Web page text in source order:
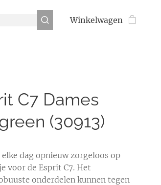
Winkelwagen
C7 Dames
(30913)
dag opnieuw zorgeloos op
voor de Esprit C7. Het
onderdelen kunnen tegen